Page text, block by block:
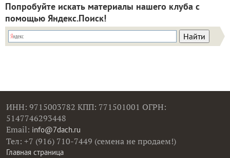
Попробуйте искать материалы нашего клуба с
помощью Яндекс.Поиск!
ИНН: 9715003782 КПП: 771501001 ОГРН:
5147746293448
Email: info@7dach.ru
Тел: +7 (916) 710-7449 (семена не продаем!)
Главная страница